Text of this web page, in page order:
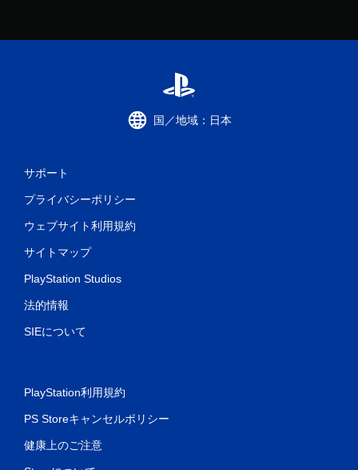
国／地域：日本
サポート
プライバシーポリシー
ウェブサイト利用規約
サイトマップ
PlayStation Studios
法的情報
SIEについて
PlayStation利用規約
PS Storeキャンセルポリシー
健康上のご注意